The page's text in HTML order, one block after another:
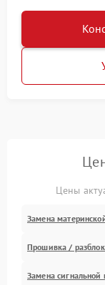
Цены
Замена
Прошивка /
Замена сигнальной